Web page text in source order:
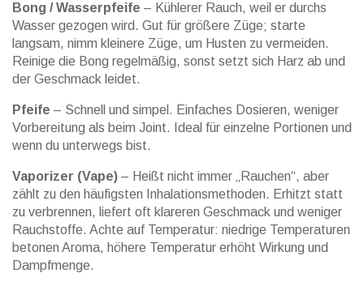
Bong / Wasserpfeife – Kühlerer Rauch, weil er durchs
Wasser gezogen wird. Gut für größere Züge; starte
langsam, nimm kleinere Züge, um Husten zu vermeiden.
Reinige die Bong regelmäßig, sonst setzt sich Harz ab und
der Geschmack leidet.
Pfeife – Schnell und simpel. Einfaches Dosieren, weniger
Vorbereitung als beim Joint. Ideal für einzelne Portionen und
wenn du unterwegs bist.
Vaporizer (Vape) – Heißt nicht immer „Rauchen“, aber
zählt zu den häufigsten Inhalationsmethoden. Erhitzt statt
zu verbrennen, liefert oft klareren Geschmack und weniger
Rauchstoffe. Achte auf Temperatur: niedrige Temperaturen
betonen Aroma, höhere Temperatur erhöht Wirkung und
Dampfmenge.